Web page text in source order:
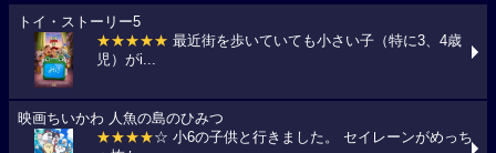
トイ・ストーリー5
★★★★★ 最近街を歩いていても小さい子（特に3、4歳
児）がi...
映画ちいかわ 人魚の島のひみつ
★★★★☆ 小6の子供と行きました。 セイレーンがめっち